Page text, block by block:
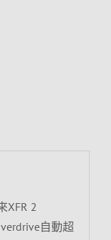
XFR 2
自動超